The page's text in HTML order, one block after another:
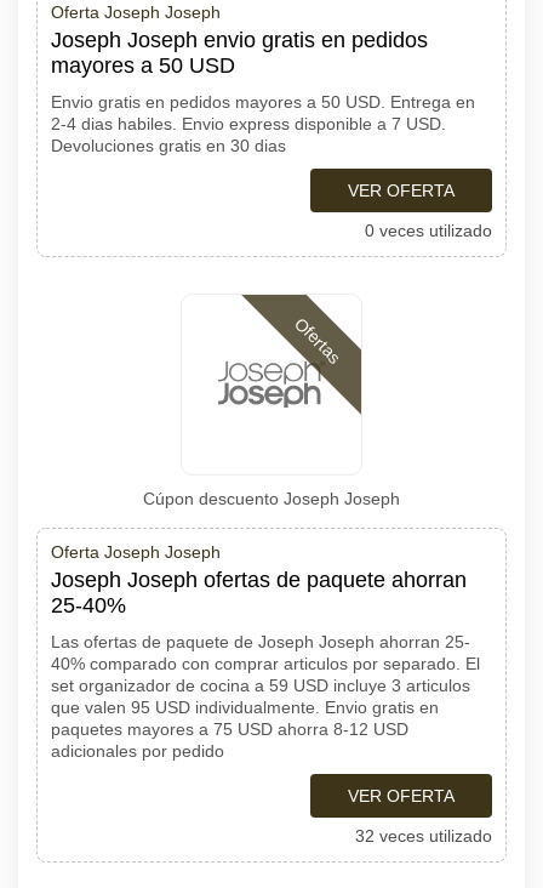
Oferta Joseph Joseph
Joseph Joseph envio gratis en pedidos
mayores a 50 USD
Envio gratis en pedidos mayores a 50 USD. Entrega en
2-4 dias habiles. Envio express disponible a 7 USD.
Devoluciones gratis en 30 dias
VER OFERTA
0 veces utilizado
Ofertas
Cúpon descuento Joseph Joseph
Oferta Joseph Joseph
Joseph Joseph ofertas de paquete ahorran
25-40%
Las ofertas de paquete de Joseph Joseph ahorran 25-
40% comparado con comprar articulos por separado. El
set organizador de cocina a 59 USD incluye 3 articulos
que valen 95 USD individualmente. Envio gratis en
paquetes mayores a 75 USD ahorra 8-12 USD
adicionales por pedido
VER OFERTA
32 veces utilizado